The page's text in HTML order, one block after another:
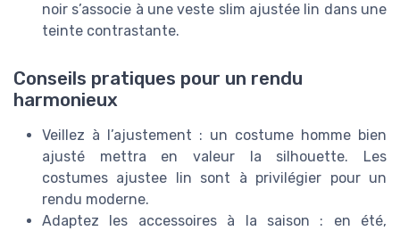
noir s’associe à une veste slim ajustée lin dans une
teinte contrastante.
Conseils pratiques pour un rendu
harmonieux
Veillez à l’ajustement : un costume homme bien
ajusté mettra en valeur la silhouette. Les
costumes ajustee lin sont à privilégier pour un
rendu moderne.
Adaptez les accessoires à la saison : en été,